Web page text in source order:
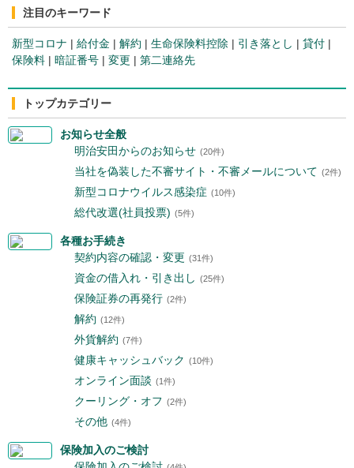
注目のキーワード
新型コロナ | 給付金 | 解約 | 生命保険料控除 | 引き落とし | 貸付 |
保険料 | 暗証番号 | 変更 | 第二連絡先
トップカテゴリー
お知らせ全般
明治安田からのお知らせ (20件)
当社を偽装した不審サイト・不審メールについて (2件)
新型コロナウイルス感染症 (10件)
総代改選(社員投票) (5件)
各種お手続き
契約内容の確認・変更 (31件)
資金の借入れ・引き出し (25件)
保険証券の再発行 (2件)
解約 (12件)
外貨解約 (7件)
健康キャッシュバック (10件)
オンライン面談 (1件)
クーリング・オフ (2件)
その他 (4件)
保険加入のご検討